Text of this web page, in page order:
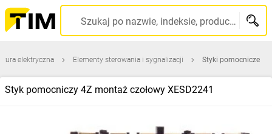
Szukaj po nazwie, indeksie, producencie, kodzie kreskowym...
elektryczna Elementy sterowania i sygnalizacji Styki pomocnicze
Styk pomocniczy 4Z montaż czołowy XESD2241